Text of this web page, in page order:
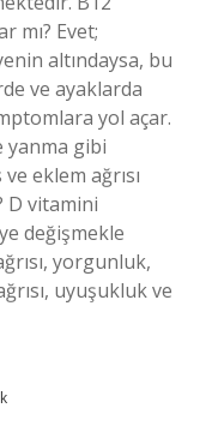
mı? Evet;
altındaysa, bu
ve ayaklarda
yol açar.
yanma gibi
eklem ağrısı
D vitamini
değişmekle
yorgunluk,
uyuşukluk ve